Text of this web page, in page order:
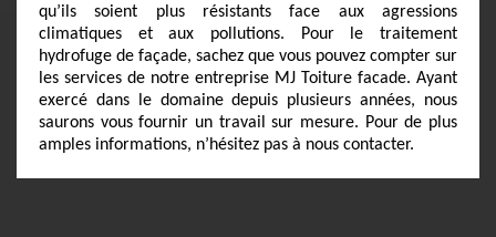
qu’ils soient plus résistants face aux agressions
climatiques et aux pollutions. Pour le traitement
hydrofuge de façade, sachez que vous pouvez compter sur
les services de notre entreprise MJ Toiture facade. Ayant
exercé dans le domaine depuis plusieurs années, nous
saurons vous fournir un travail sur mesure. Pour de plus
amples informations, n’hésitez pas à nous contacter.